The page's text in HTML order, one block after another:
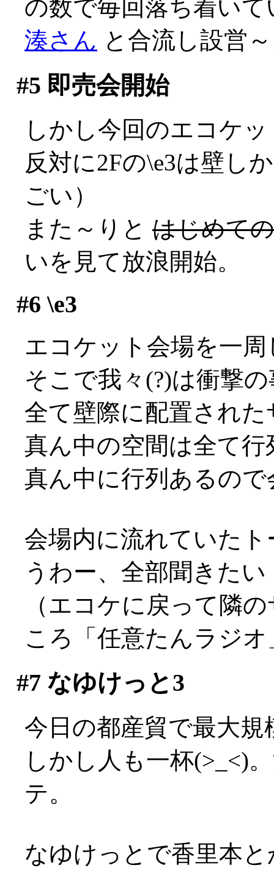
の数で毎回落ち着い
湊さん と合流し設営
#5 即売会開始
しかし今回のエコケ
反対に2Fの\e3は壁し
ごい）
また～りと はじめての
いを見て放浪開始。
#6 \e3
エコケット会場を一
そこで我々(?)は衝撃
全て壁際に配置され
真ん中の空間は全て
真ん中に行列あるの
会場内に流れていた
うわー、全部聞きたい
（エコケに戻って隣
ころ「任意たんラジ
#7 なゆけっと3
今日の都産貿で最大
しかし人も一杯(>_<)
テ。
なゆけっとで香里本